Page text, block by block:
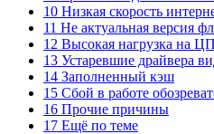
10 Низкая скорость
11 Не актуальная версия
12 Высокая нагрузка на ЦП
13 Устаревшие драйвера
14 Заполненный кэш
15 Сбой в работе
16 Прочие причины
17 Ещё по теме